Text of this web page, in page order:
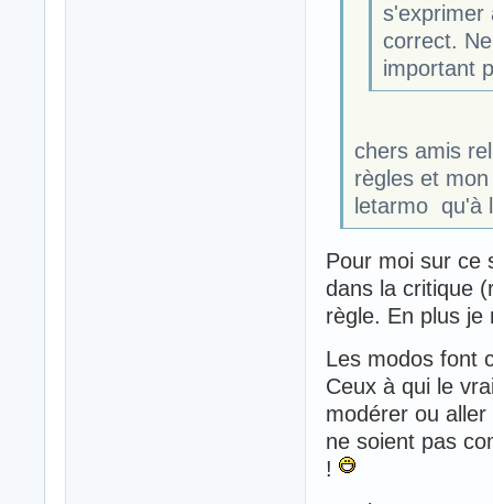
s'exprimer
correct.
important
chers amis
règles et
letarmo qu'à
Pour moi sur ce
dans la critique
règle. En plus je
Les modos font
Ceux à qui le
modérer ou
ne soient pas
!